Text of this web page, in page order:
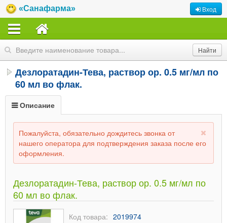
«Санафарма» Вход
Дезлоратадин-Тева, раствор ор. 0.5 мг/мл по
60 мл во флак.
Описание
Пожалуйста, обязательно дождитесь звонка от
нашего оператора для подтверждения заказа после его
оформления.
Дезлоратадин-Тева, раствор ор. 0.5 мг/мл по
60 мл во флак.
Код товара: 2019974